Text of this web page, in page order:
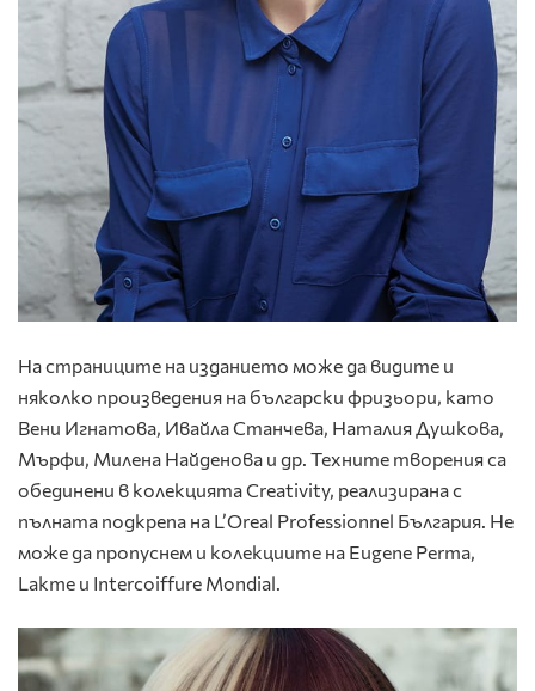
На страниците на изданието може да видите и
няколко произведения на български фризьори, като
Вени Игнатова, Ивайла Станчева, Наталия Душкова,
Мърфи, Милена Найденова и др. Техните творения са
обединени в колекцията Creativity, реализирана с
пълната подкрепа на L’Oreal Professionnel България. Не
може да пропуснем и колекциите на Eugene Perma,
Lakme и Intercoiffure Mondial.